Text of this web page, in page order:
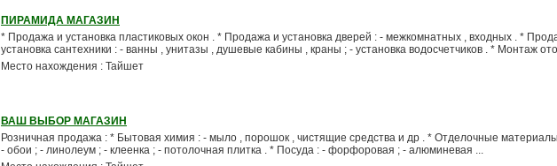
ПИРАМИДА МАГАЗИН
* Продажа и установка пластиковых окон . * Продажа и установка дверей : - межкомнатных , входных . *
установка сантехники : - ванны , унитазы , душевые кабины , краны ; - установка водосчетчиков . * Монтаж
Место нахождения : Тайшет
ВАШ ВЫБОР МАГАЗИН
Розничная продажа : * Бытовая химия : - мыло , порошок , чистящие средства и др . * Отделочные материалы
- обои ; - линолеум ; - клеенка ; - потолочная плитка . * Посуда : - форфоровая ; - алюминевая ...